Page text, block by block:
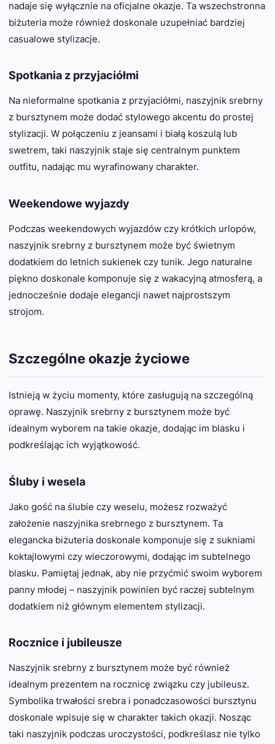
nadaje się wyłącznie na oficjalne okazje. Ta wszechstronna
biżuteria może również doskonale uzupełniać bardziej
casualowe stylizacje.
Spotkania z przyjaciółmi
Na nieformalne spotkania z przyjaciółmi, naszyjnik srebrny
z bursztynem może dodać stylowego akcentu do prostej
stylizacji. W połączeniu z jeansami i białą koszulą lub
swetrem, taki naszyjnik staje się centralnym punktem
outfitu, nadając mu wyrafinowany charakter.
Weekendowe wyjazdy
Podczas weekendowych wyjazdów czy krótkich urlopów,
naszyjnik srebrny z bursztynem może być świetnym
dodatkiem do letnich sukienek czy tunik. Jego naturalne
piękno doskonale komponuje się z wakacyjną atmosferą, a
jednocześnie dodaje elegancji nawet najprostszym
strojom.
Szczególne okazje życiowe
Istnieją w życiu momenty, które zasługują na szczególną
oprawę. Naszyjnik srebrny z bursztynem może być
idealnym wyborem na takie okazje, dodając im blasku i
podkreślając ich wyjątkowość.
Śluby i wesela
Jako gość na ślubie czy weselu, możesz rozważyć
założenie naszyjnika srebrnego z bursztynem. Ta
elegancka biżuteria doskonale komponuje się z sukniami
koktajlowymi czy wieczorowymi, dodając im subtelnego
blasku. Pamiętaj jednak, aby nie przyćmić swoim wyborem
panny młodej – naszyjnik powinien być raczej subtelnym
dodatkiem niż głównym elementem stylizacji.
Rocznice i jubileusze
Naszyjnik srebrny z bursztynem może być również
idealnym prezentem na rocznicę związku czy jubileusz.
Symbolika trwałości srebra i ponadczasowości bursztynu
doskonale wpisuje się w charakter takich okazji. Nosząc
taki naszyjnik podczas uroczystości, podkreślasz nie tylko